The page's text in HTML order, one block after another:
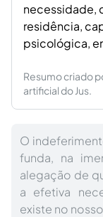
necessidade,
residência,
psicológica,
Resumo criado
artificial do Jus.
O
funda, na
alegação de
a efetiva
existe no